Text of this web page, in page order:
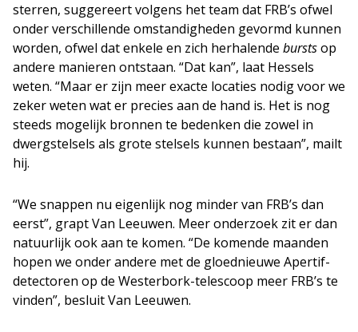
sterren, suggereert volgens het team dat FRB’s ofwel
onder verschillende omstandigheden gevormd kunnen
worden, ofwel dat enkele en zich herhalende burstsop
andere manieren ontstaan. “Dat kan”, laat Hessels
weten. “Maar er zijn meer exacte locaties nodig voor we
zeker weten wat er precies aan de hand is. Het is nog
steeds mogelijk bronnen te bedenken die zowel in
dwergstelsels als grote stelsels kunnen bestaan”, mailt
hij.
“We snappen nu eigenlijk nog minder van FRB’s dan
eerst”, grapt Van Leeuwen. Meer onderzoek zit er dan
natuurlijk ook aan te komen. “De komende maanden
hopen we onder andere met de gloednieuwe Apertif-
detectoren op de Westerbork-telescoop meer FRB’s te
vinden”, besluit Van Leeuwen.